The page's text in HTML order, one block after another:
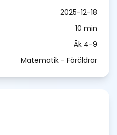
2025-12-18
10 min
Åk 4-9
Matematik - Föräldrar